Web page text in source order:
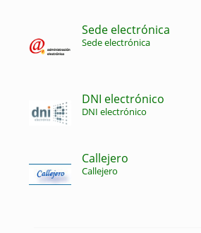
Sede electrónica
Sede electrónica
DNI electrónico
DNI electrónico
Callejero
Callejero